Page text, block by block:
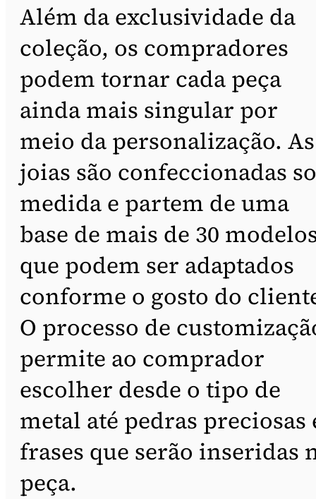
Além da exclusividade da
coleção, os compradores
podem tornar cada peça
ainda mais singular por
meio da personalização. As
joias são confeccionadas
medida e partem de uma
base de mais de 30
que podem ser adaptados
conforme o gosto do
O processo de
permite ao comprador
escolher desde o tipo de
metal até pedras preciosas
frases que serão inseridas
peça.